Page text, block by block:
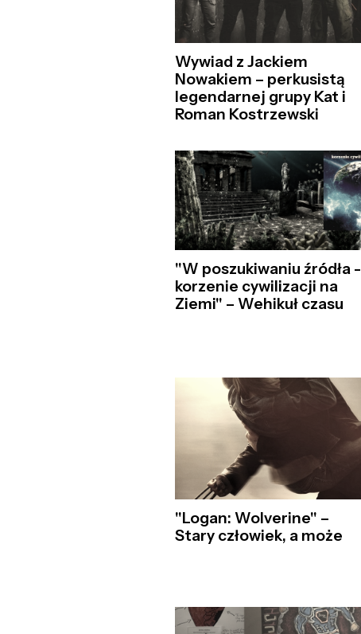
Wywiad z Jackiem
Nowakiem – perkusistą
legendarnej grupy Kat i
Roman Kostrzewski
"W poszukiwaniu źródła -
korzenie cywilizacji na
Ziemi" – Wehikuł czasu
"Logan: Wolverine" –
Stary człowiek, a może